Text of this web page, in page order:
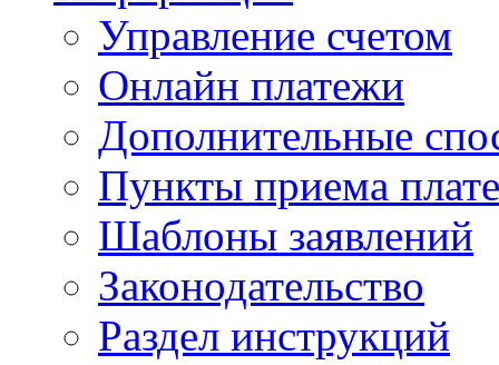
Управление счетом
Онлайн платежи
Дополнительные
Пункты приема
Шаблоны заявлений
Законодательство
Раздел инструкций